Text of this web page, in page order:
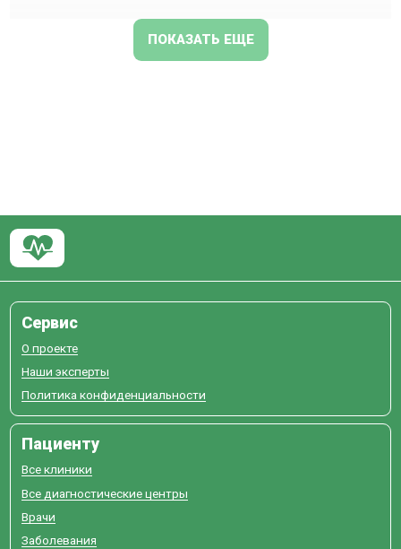
ПОКАЗАТЬ ЕЩЕ
Сервис
О проекте
Наши эксперты
Политика конфиденциальности
Пациенту
Все клиники
Все диагностические центры
Врачи
Заболевания